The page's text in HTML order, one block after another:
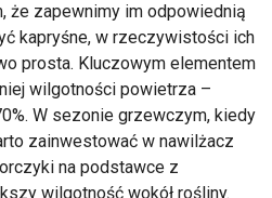
że zapewnimy im odpowiednią
kapryśne, w rzeczywistości ich
prosta. Kluczowym elementem
wilgotności powietrza –
W sezonie grzewczym, kiedy
zainwestować w nawilżacz
na podstawce z
wilgotność wokół rośliny.